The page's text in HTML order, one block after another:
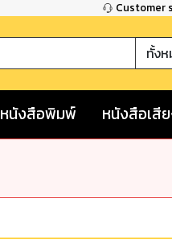
Customer
ทั้ง
หนังสือพิมพ์ หนังสือเสี